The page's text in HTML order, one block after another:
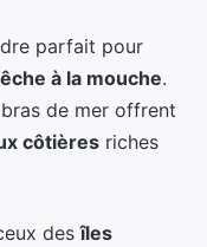
parfait pour
à la mouche.
de mer offrent
côtières riches
desîles